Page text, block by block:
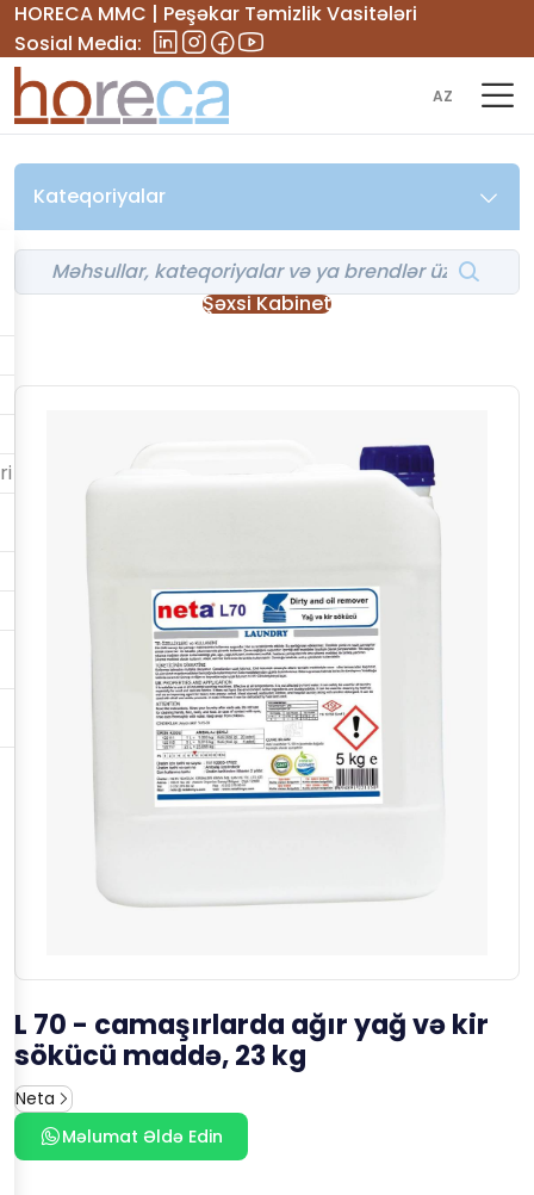
HORECA MMC | Peşəkar Təmizlik Vasitələri
Sosial Media:
AZ
Kateqoriyalar
Şəxsi Kabinet
L 70 - camaşırlarda ağır yağ və kir
sökücü maddə, 23 kg
Neta
Məlumat Əldə Edin